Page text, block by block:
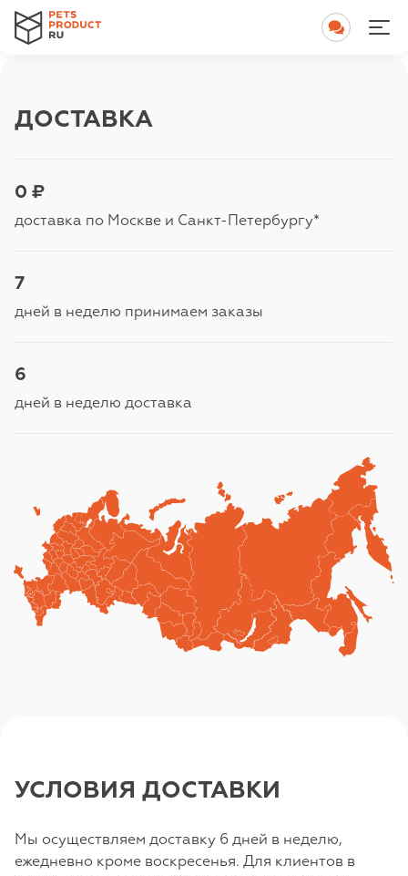
ДОСТАВКА
0 ₽
доставка по Москве и Санкт-Петербургу*
7
дней в неделю принимаем заказы
6
дней в неделю доставка
УСЛОВИЯ ДОСТАВКИ
Мы осуществляем доставку 6 дней в неделю,
ежедневно кроме воскресенья. Для клиентов в